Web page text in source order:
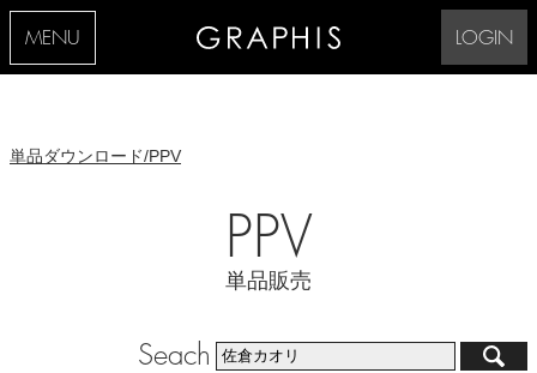
MENU LOGIN
単品ダウンロード/PPV
PPV
単品販売
Seach